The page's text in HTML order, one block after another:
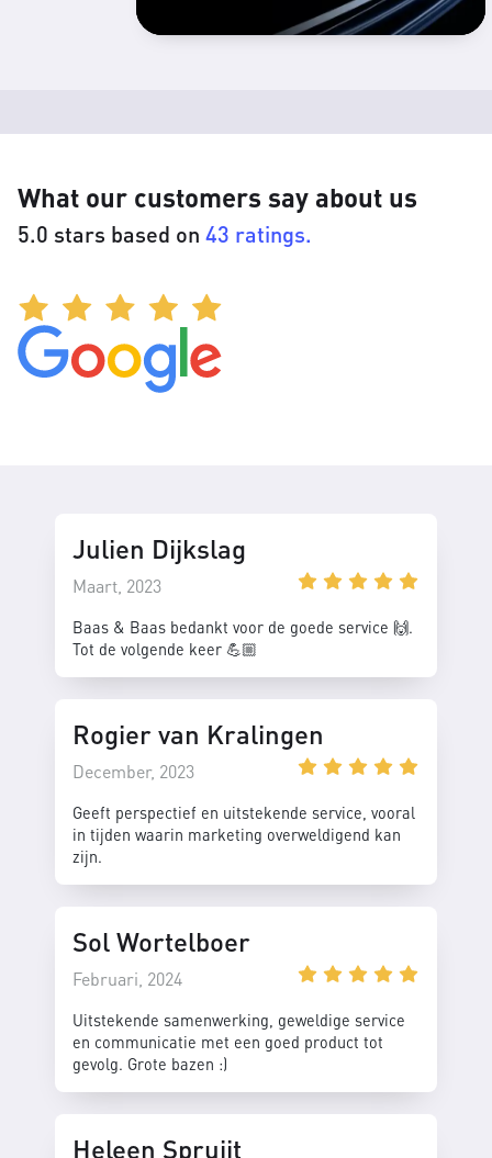
What our customers say about us
5.0 stars based on 43 ratings.
Julien Dijkslag
Maart, 2023
Baas & Baas bedankt voor de goede service 🙌.
Tot de volgende keer 💪🏼
Rogier van Kralingen
December, 2023
Geeft perspectief en uitstekende service, vooral
in tijden waarin marketing overweldigend kan
zijn.
Sol Wortelboer
Februari, 2024
Uitstekende samenwerking, geweldige service
en communicatie met een goed product tot
gevolg. Grote bazen :)
Heleen Spruijt